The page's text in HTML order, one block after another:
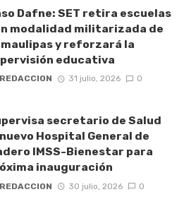
Dafne: SET retira escuelas
modalidad militarizada de
y reforzará la
educativa
REDACCION 31 julio, 2026 0
secretario de Salud
Hospital General de
IMSS-Bienestar para
inauguración
REDACCION 30 julio, 2026 0